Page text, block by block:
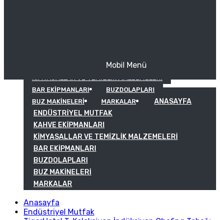
KIMYASALLAR VE TEMIZLIK MALZEMELERI
BAR EKIPMANLARI
BUZDOLAPLARI
BUZ MAKINELERI
MARKALAR
Mobil Menü
ANASAYFA
ENDÜSTRIYEL MUTFAK
KAHVE EKIPMANLARI
KIMYASALLAR VE TEMIZLIK MALZEMELERI
BAR EKIPMANLARI
BUZDOLAPLARI
BUZ MAKINELERI
MARKALAR
Anasayfa
Endüstriyel Mutfak